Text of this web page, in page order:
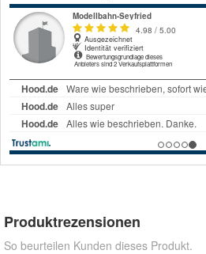
Produktrezensionen
So beurteilen Kunden dieses Produkt.